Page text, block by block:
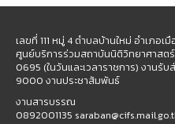
เลขที่ 111 หมู่ 4 ตำบลบ้านใหม่ อำเภอ
ศูนย์บริการร่วมสถาบันนิติวิทยาศาสต
0695 (ในวันและเวลาราชการ) งาน
9000 งานประชาสัมพันธ์
งานสารบรรณ
0892001135